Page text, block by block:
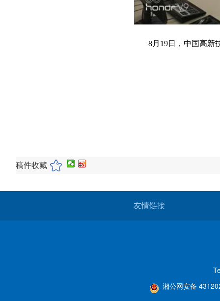
8月19日，中国高新
稿件收藏
友情链接
湘公网安备